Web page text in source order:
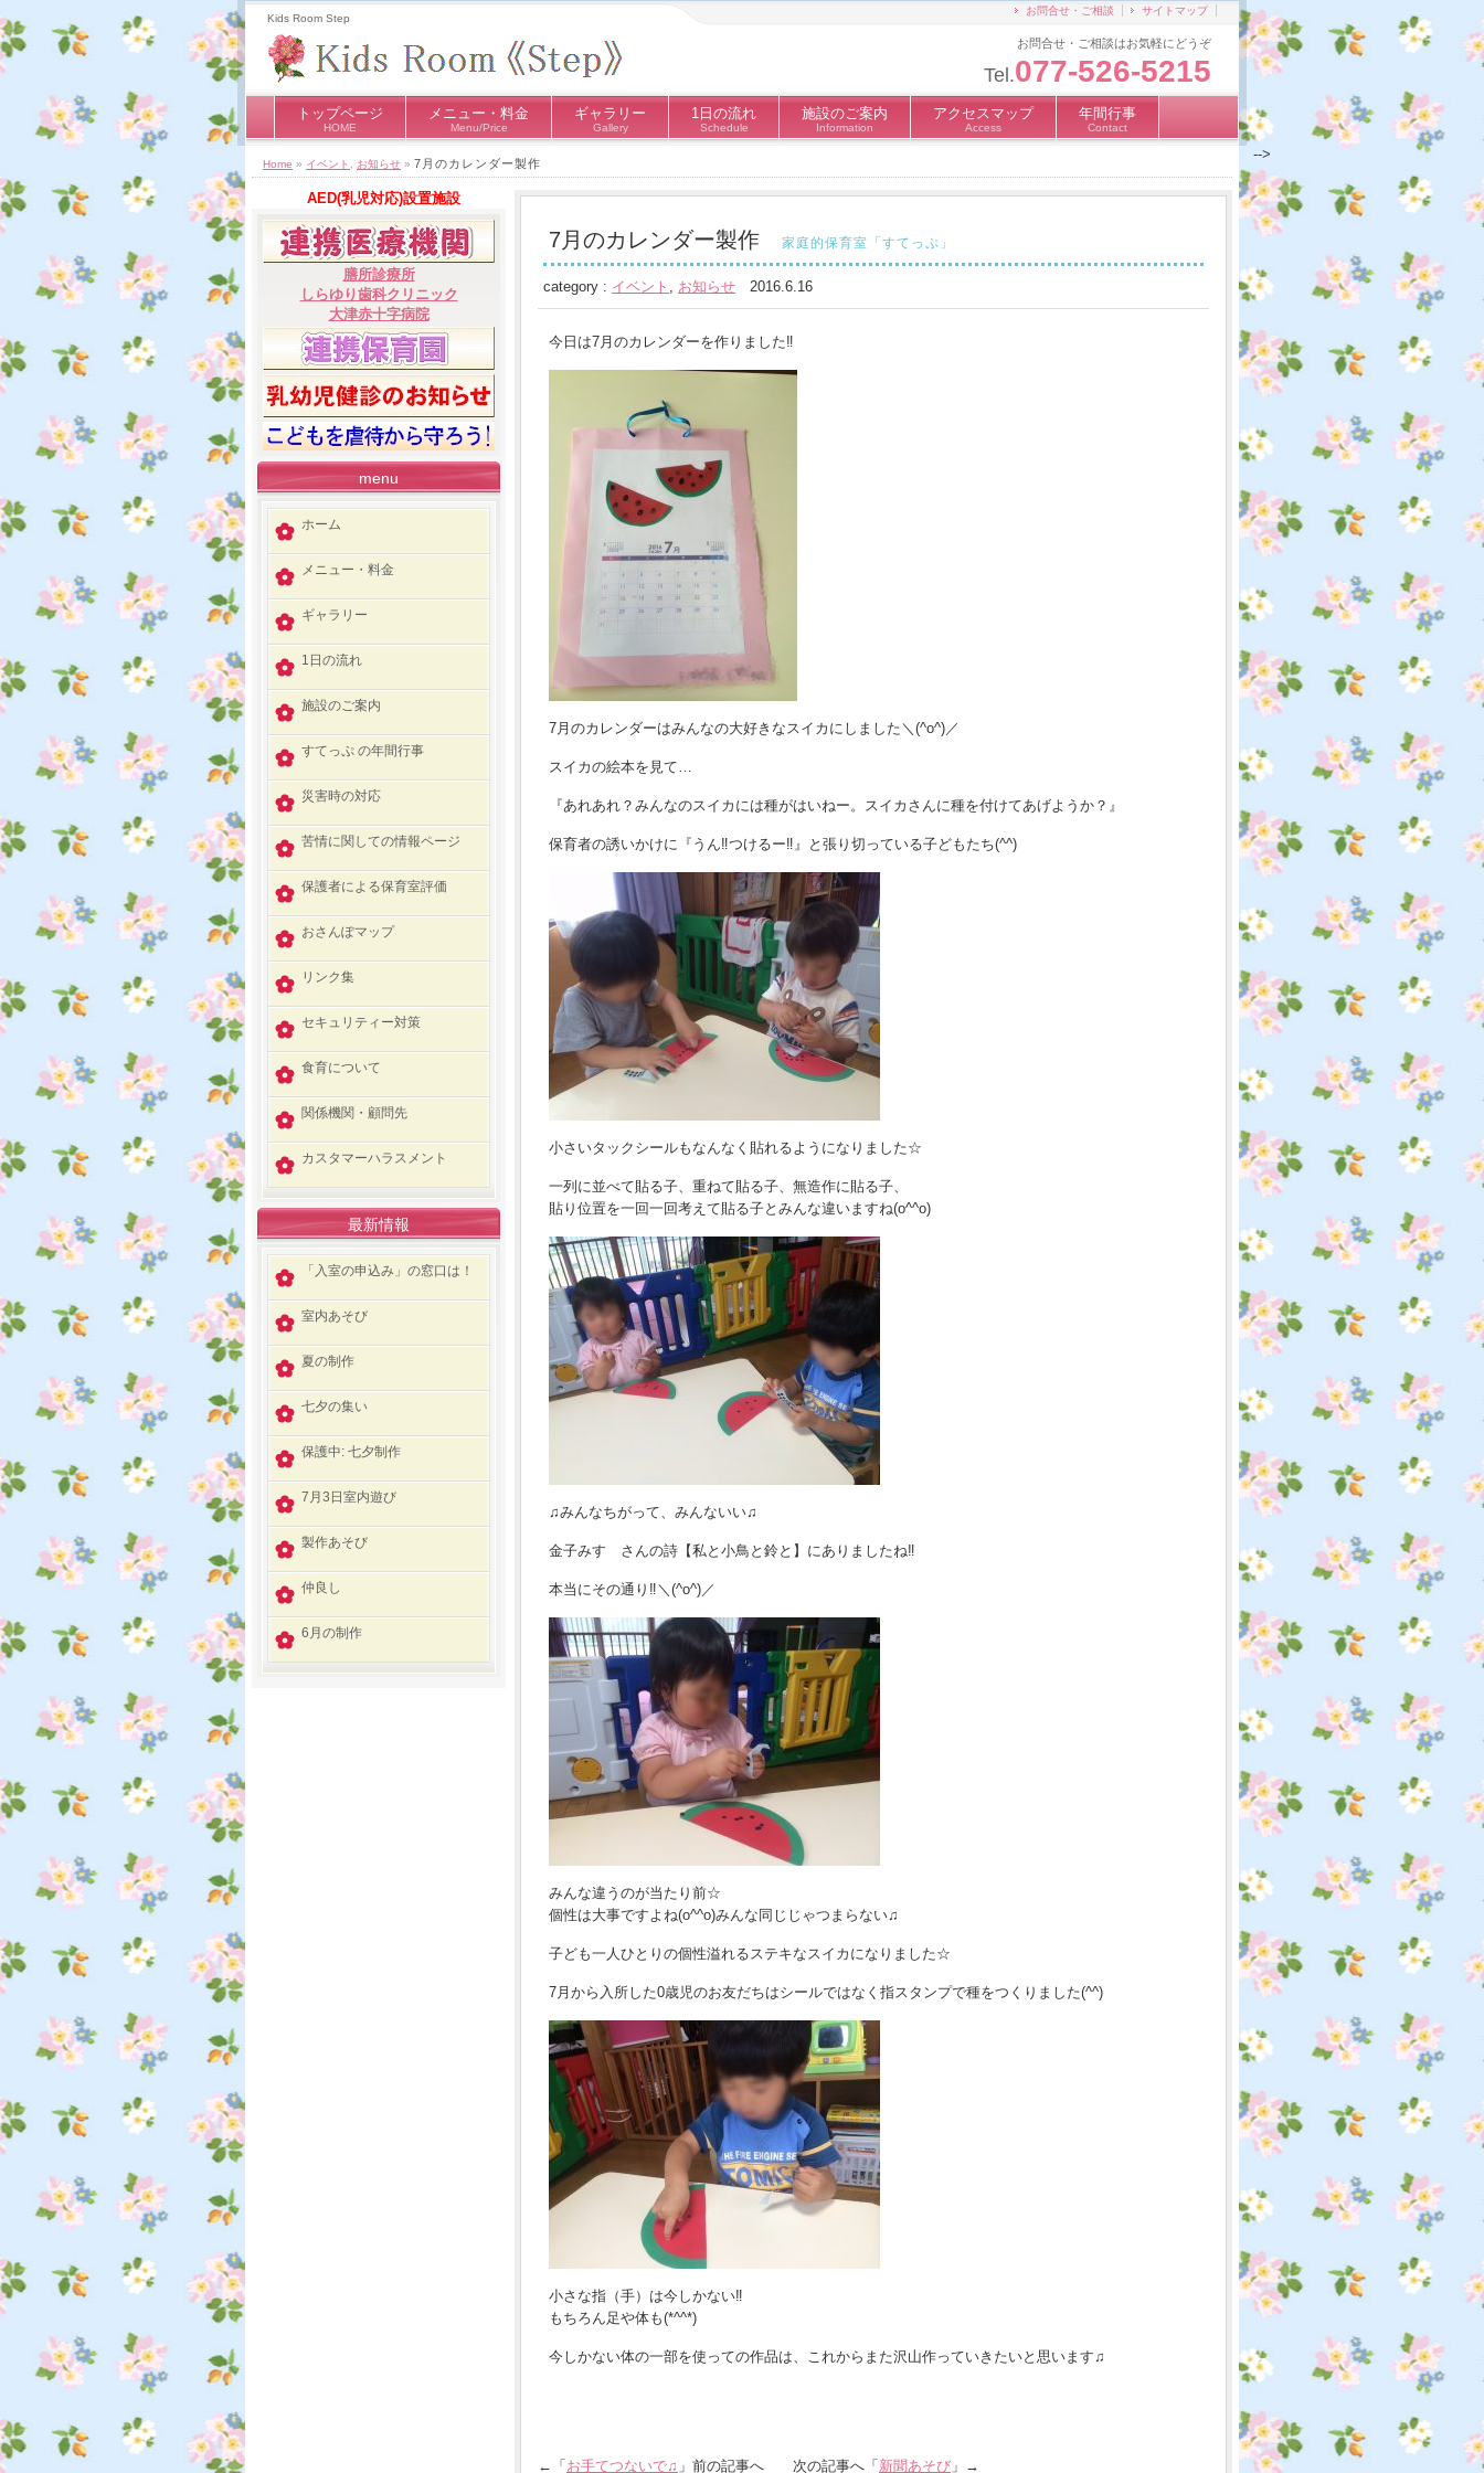
Kids Room Step
お問合せ・ご相談はお気軽にどうぞ
Tel.077-526-5215
お問合せ・ご相談 サイトマップ
トップページ
HOME
メニュー・料金
Menu/Price
ギャラリー
Gallery
1日の流れ
Schedule
施設のご案内
Information
アクセスマップ
Access
年間行事
Contact
Home » イベント お知らせ » 7月のカレンダー製作
7月のカレンダー製作 家庭的保育室「すてっぷ」
category : イベント , お知らせ 2016.6.16
今日は7月のカレンダーを作りました‼︎
7月のカレンダーはみんなの大好きなスイカにしました＼(^o^)／
スイカの絵本を見て…
『あれあれ？みんなのスイカには種がはいねー。スイカさんに種を付けてあげようか？』
保育者の誘いかけに『うん‼︎つけるー‼︎』と張り切っている子どもたち(^^)
小さいタックシールもなんなく貼れるようになりました☆
一列に並べて貼る子、重ねて貼る子、無造作に貼る子、
貼り位置を一回一回考えて貼る子とみんな違いますね(o^^o)
♫みんなちがって、みんないい♫
金子みすゞさんの詩【私と小鳥と鈴と】にありましたね‼︎
本当にその通り‼︎＼(^o^)／
みんな違うのが当たり前☆
個性は大事ですよね(o^^o)みんな同じじゃつまらない♫
子ども一人ひとりの個性溢れるステキなスイカになりました☆
7月から入所した0歳児のお友だちはシールではなく指スタンプで種をつくりました(^^)
小さな指（手）は今しかない‼︎
もちろん足や体も(*^^*)
今しかない体の一部を使っての作品は、これからまた沢山作っていきたいと思います♫
←「 お手てつないで♫ 」前の記事へ 次の記事へ「 新聞あそび 」→
AED(乳児対応)設置施設
膳所診療所
しらゆり歯科クリニック
大津赤十字病院
menu
ホーム
メニュー・料金
ギャラリー
1日の流れ
施設のご案内
すてっぷ の年間行事
災害時の対応
苦情に関しての情報ページ
保護者による保育室評価
おさんぽマップ
リンク集
セキュリティー対策
食育について
関係機関・顧問先
カスタマーハラスメント
最新情報
「入室の申込み」の窓口は！
室内あそび
夏の制作
七夕の集い
保護中: 七夕制作
7月3日室内遊び
製作あそび
仲良し
6月の制作
-->